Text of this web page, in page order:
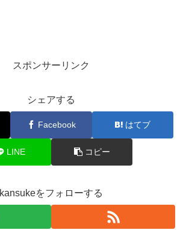
スポンサーリンク
シェアする
Facebook はてブ
LINE コピー
kansukeをフォローする